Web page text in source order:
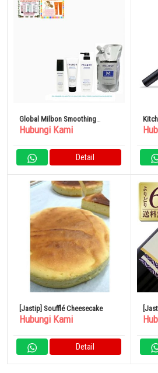
Global Milbon Smoothing
Treatment Medium Hair
Hubungi Kami
Detail
[Jastip] Soufflé Cheesecake
Hubungi Kami
Detail